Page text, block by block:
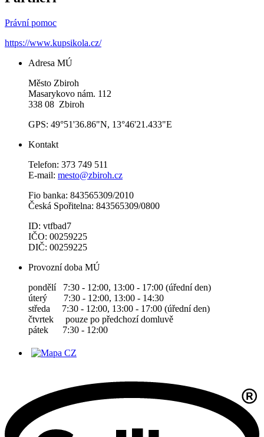
Právní pomoc
https://www.kupsikola.cz/
Adresa MÚ
Město Zbiroh
Masarykovo nám. 112
338 08 Zbiroh
GPS: 49°51'36.86"N, 13°46'21.433"E
Kontakt
Telefon: 373 749 511
E-mail: mesto@zbiroh.cz
Fio banka: 843565309/2010
Česká Spořitelna: 843565309/0800
ID: vtfbad7
IČO: 00259225
DIČ: 00259225
Provozní doba MÚ
pondělí 7:30 - 12:00, 13:00 - 17:00 (úřední den)
úterý 7:30 - 12:00, 13:00 - 14:30
středa 7:30 - 12:00, 13:00 - 17:00 (úřední den)
čtvrtek pouze po předchozí domluvě
pátek 7:30 - 12:00